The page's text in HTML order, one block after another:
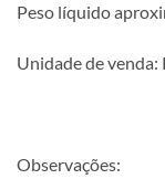
Peso líquido
Unidade de venda:
Observações: